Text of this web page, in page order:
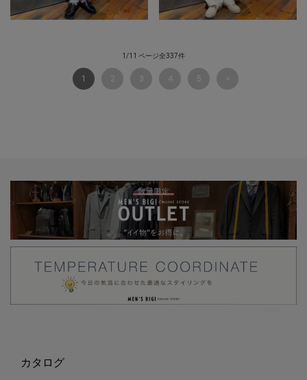
1/11 ページ全337件
1 2 3 4 5
カタログ